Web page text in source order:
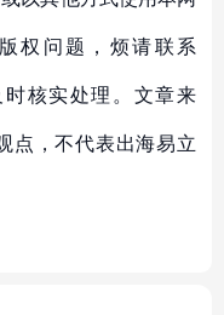
权问题，烦请联系
时核实处理。文章来
点，不代表出海易立